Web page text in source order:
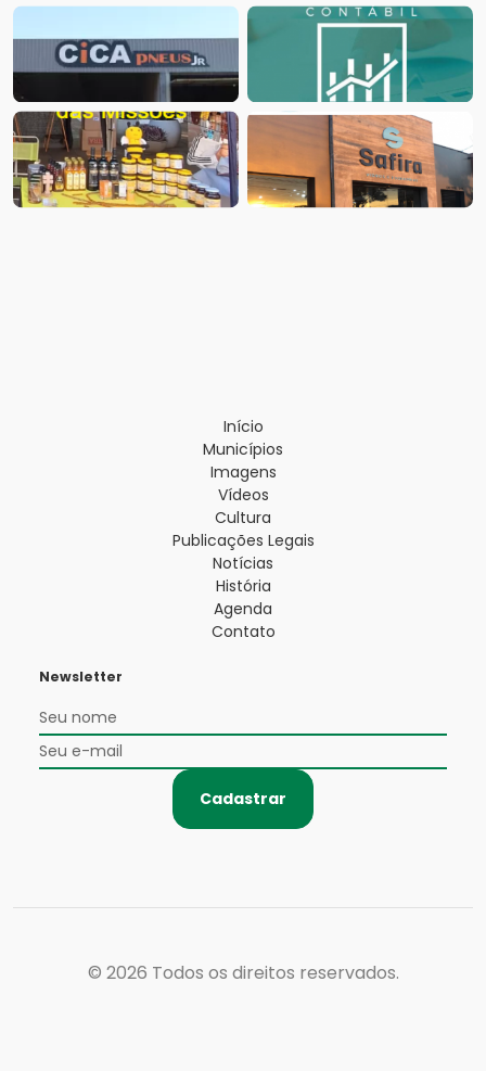
Início
Municípios
Imagens
Vídeos
Cultura
Publicações Legais
Notícias
História
Agenda
Contato
Newsletter
Cadastrar
© 2026 Todos os direitos reservados.